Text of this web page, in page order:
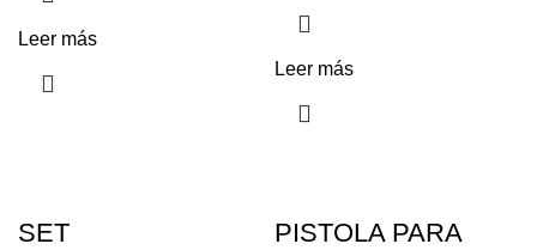
Leer más
Leer más
SET
PISTOLA PARA